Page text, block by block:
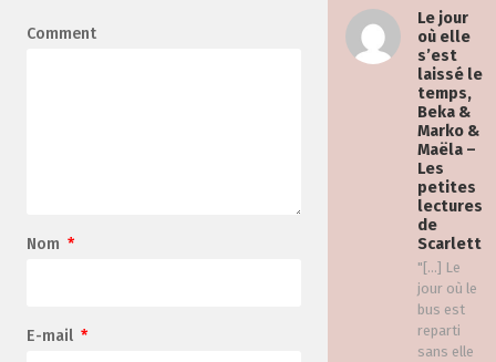
Le jour
où elle
s’est
laissé le
temps,
Beka &
Marko &
Maëla –
Les
petites
lectures
de
Scarlett
"[…] Le
jour où le
bus est
reparti
sans elle
Comment
Nom *
E-mail *